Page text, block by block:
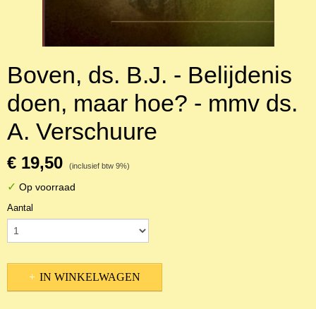
Boven, ds. B.J. - Belijdenis
doen, maar hoe? - mmv ds.
A. Verschuure
€ 19,50 (inclusief btw 9%)
✓ Op voorraad
Aantal
IN WINKELWAGEN